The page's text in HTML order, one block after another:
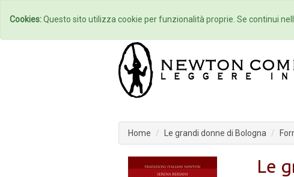
Home Autori
Home Le grandi donne di Bologna
Le
Cookies:Questo sito utilizza cookie per funzionalità proprie. Se continui